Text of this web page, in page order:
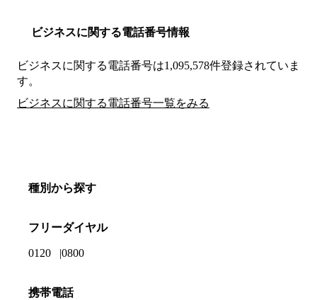
ビジネスに関する電話番号情報
ビジネスに関する電話番号は1,095,578件登録されていま
す。
ビジネスに関する電話番号一覧をみる
種別から探す
フリーダイヤル
0120 0800
携帯電話